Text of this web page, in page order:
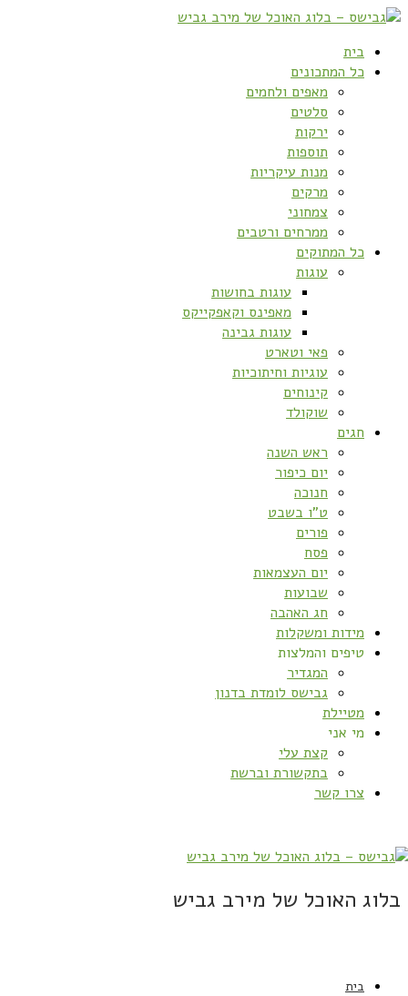
בית
כל המתכונים
מאפים ולחמים
סלטים
ירקות
תוספות
מנות עיקריות
מרקים
צמחוני
ממרחים ורטבים
כל המתוקים
עוגות
עוגות בחושות
מאפינס וקאפקייקס
עוגות גבינה
פאי וטארט
עוגיות וחיתוכיות
קינוחים
שוקולד
חגים
ראש השנה
יום כיפור
חנוכה
ט”ו בשבט
פורים
פסח
יום העצמאות
שבועות
חג האהבה
מידות ומשקלות
טיפים והמלצות
המגדיר
גבישס לומדת בדנון
מטיילת
מי אני
קצת עלי
בתקשורת וברשת
צרו קשר
בלוג האוכל של מירב גביש
בית